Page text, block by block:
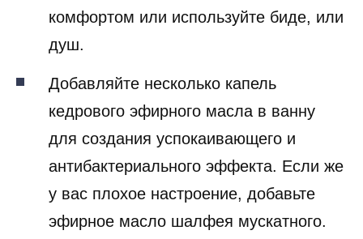
комфортом или используйте биде, или
душ.
Добавляйте несколько капель
кедрового эфирного масла в ванну
для создания успокаивающего и
антибактериального эффекта. Если же
у вас плохое настроение, добавьте
эфирное масло шалфея мускатного.